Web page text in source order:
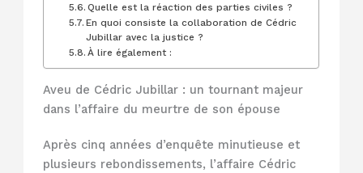
Quelle est la réaction des parties civiles ?
En quoi consiste la collaboration de Cédric
Jubillar avec la justice ?
À lire également :
Aveu de Cédric Jubillar : un tournant majeur
dans l’affaire du meurtre de son épouse
Après cinq années d’enquête minutieuse et
plusieurs rebondissements, l’affaire Cédric